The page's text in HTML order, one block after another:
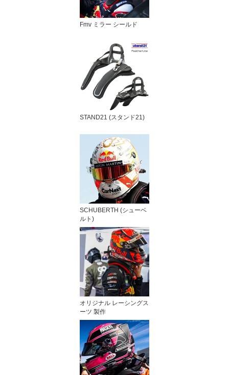
Fmv ミラー シールド
STAND21 (スタンド21)
SCHUBERTH (シューベ
ルト)
オリジナル レーシングス
ーツ 製作